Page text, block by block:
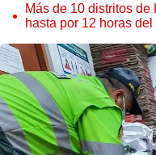
Más de 10 distritos
hasta por 12 horas